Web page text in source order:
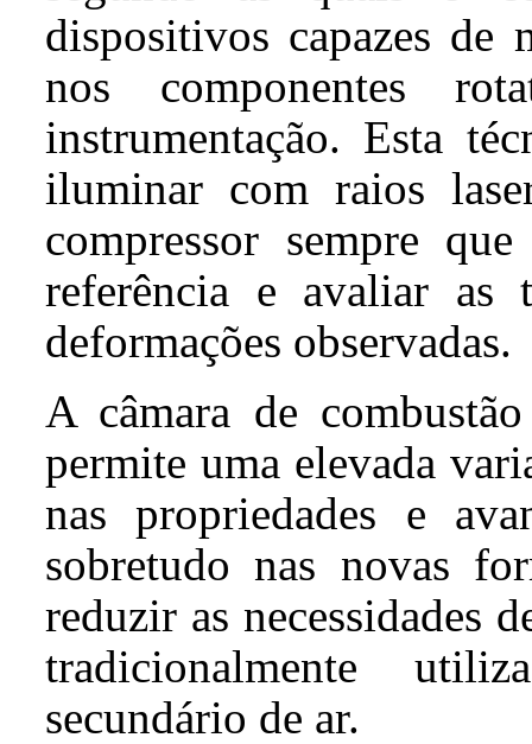
dispositivos capazes de
nos componentes
instrumentação. Esta
iluminar com raios
compressor sempre
referência e avaliar as
deformações observadas.
A câmara de
permite uma elevada
nas propriedades e
sobretudo nas novas
reduzir as necessidades
tradicionalmente
secundário de ar.